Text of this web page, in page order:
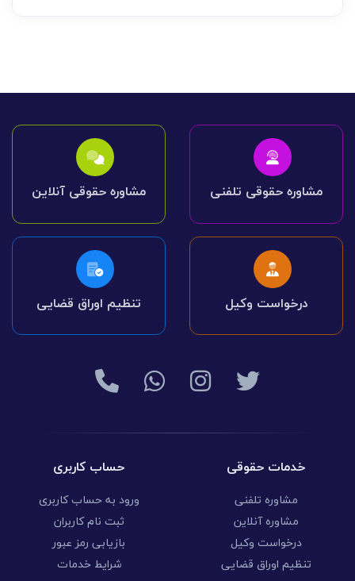
مشاوره حقوقی تلفنی مشاوره حقوقی آنلاین
درخواست وکیل تنظیم اوراق قضایی
خدمات حقوقی
مشاوره تلفنی
مشاوره آنلاین
درخواست وکیل
تنظیم اوراق قضایی
حساب کاربری
ورود به حساب کاربری
ثبت نام کاربران
بازیابی رمز عبور
شرایط خدمات